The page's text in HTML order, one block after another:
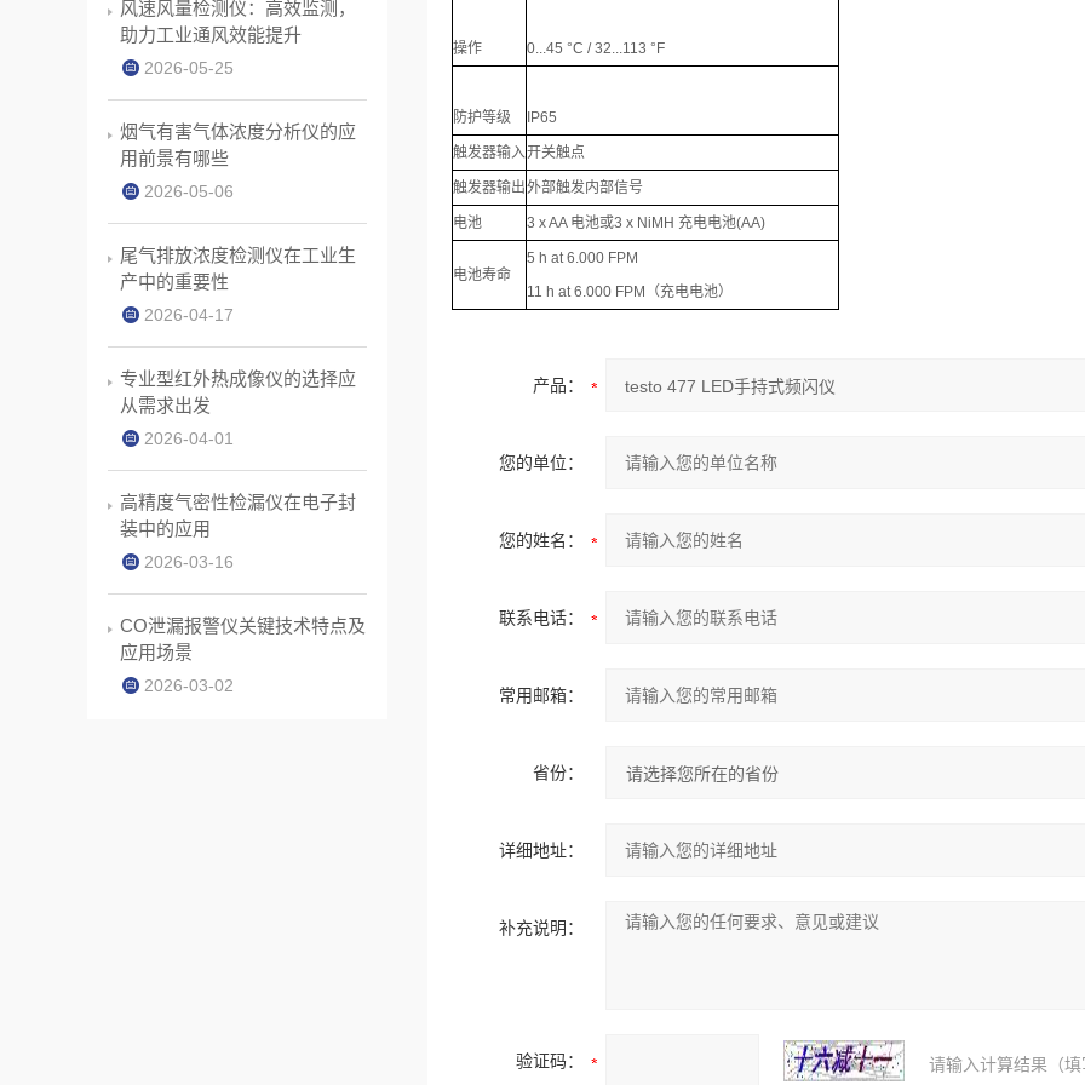
操作 0...45 °C / 32...113 °F
防护等级 IP65
触发器输入开关触点
触发器输出外部触发内部信号
电池 3 x AA 电池或3 x NiMH 充电电池(AA)
电池寿命
5 h at 6.000 FPM
11 h at 6.000 FPM（充电电池）
产品：
您的单位：
您的姓名：
联系电话：
常用邮箱：
省份：
详细地址：
补充说明：
验证码： 请输入计算结果（
风速风量检测仪：高效监测，
助力工业通风效能提升
2026-05-25
烟气有害气体浓度分析仪的应
用前景有哪些
2026-05-06
尾气排放浓度检测仪在工业生
产中的重要性
2026-04-17
专业型红外热成像仪的选择应
从需求出发
2026-04-01
高精度气密性检漏仪在电子封
装中的应用
2026-03-16
CO泄漏报警仪关键技术特点及
应用场景
2026-03-02